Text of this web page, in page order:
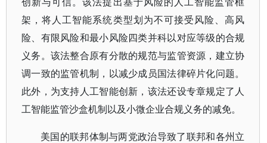
创新与可信。该法提出基于风险的人工智能监管框
架，将人工智能系统类型划为不可接受风险、高风
险、有限风险和最小风险四类并科以对应等级的合规
义务。该法整合原有分散的规范与监管资源，建立协
调一致的监管机制，以减少成员国法律碎片化问题。
此外，为支持人工智能创新，该法还设专章规定了人
工智能监管沙盒机制以及小微企业合规义务的减免。
美国的联邦体制与两党政治导致了联邦和各州立